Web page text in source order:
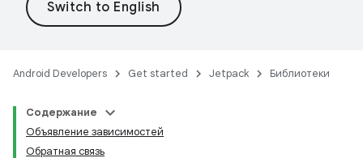
Android Developers Get started Jetpack Библиотеки
Содержание
Объявление зависимостей
Обратная связь